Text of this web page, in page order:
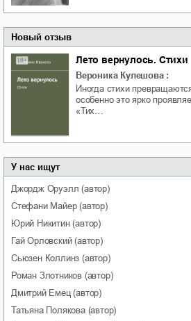
Новый отзыв
Лето вернулось. Стихи
Вероника Кулешова :
Иногда стихи
особенно это ярко
«Тих…
У нас ищут
Джордж Оруэлл (автор)
Стефани Майер(автор)
Юрий Никитин(автор)
Гай Орловский(автор)
Сьюзен Коллинз (автор)
Роман Злотников (автор)
Дмитрий Емец(автор)
Татьяна Полякова(автор)